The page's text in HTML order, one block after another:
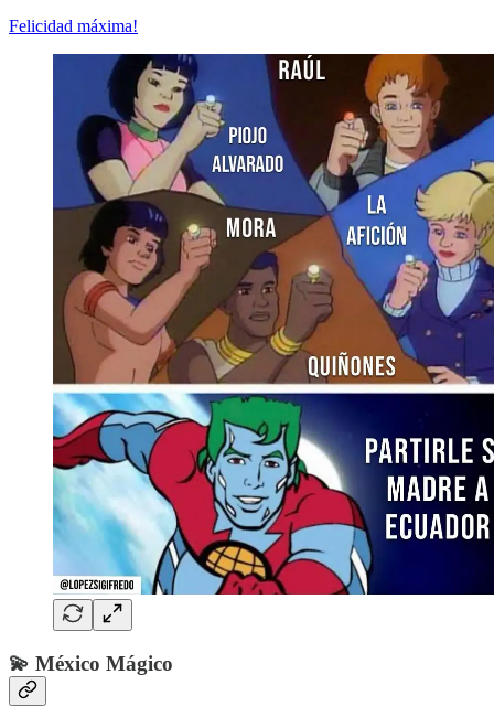
Felicidad máxima!
💫 México Mágico